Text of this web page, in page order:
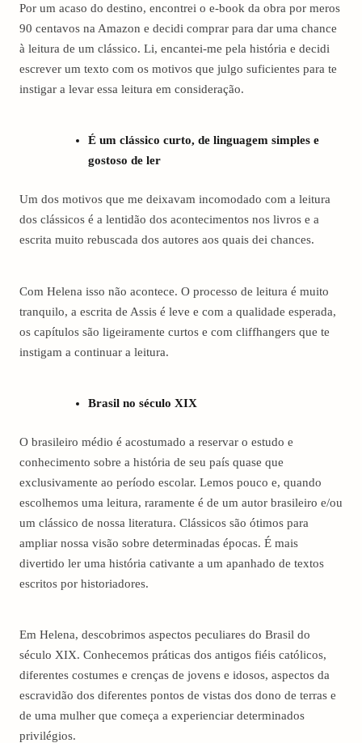
Por um acaso do destino, encontrei o e-book da obra por meros
90 centavos na Amazon e decidi comprar para dar uma chance
à leitura de um clássico. Li, encantei-me pela história e decidi
escrever um texto com os motivos que julgo suficientes para te
instigar a levar essa leitura em consideração.
É um clássico curto, de linguagem simples e
gostoso de ler
Um dos motivos que me deixavam incomodado com a leitura
dos clássicos é a lentidão dos acontecimentos nos livros e a
escrita muito rebuscada dos autores aos quais dei chances.
Com Helena isso não acontece. O processo de leitura é muito
tranquilo, a escrita de Assis é leve e com a qualidade esperada,
os capítulos são ligeiramente curtos e com cliffhangers que te
instigam a continuar a leitura.
Brasil no século XIX
O brasileiro médio é acostumado a reservar o estudo e
conhecimento sobre a história de seu país quase que
exclusivamente ao período escolar. Lemos pouco e, quando
escolhemos uma leitura, raramente é de um autor brasileiro e/ou
um clássico de nossa literatura. Clássicos são ótimos para
ampliar nossa visão sobre determinadas épocas. É mais
divertido ler uma história cativante a um apanhado de textos
escritos por historiadores.
Em Helena, descobrimos aspectos peculiares do Brasil do
século XIX. Conhecemos práticas dos antigos fiéis católicos,
diferentes costumes e crenças de jovens e idosos, aspectos da
escravidão dos diferentes pontos de vistas dos dono de terras e
de uma mulher que começa a experienciar determinados
privilégios.